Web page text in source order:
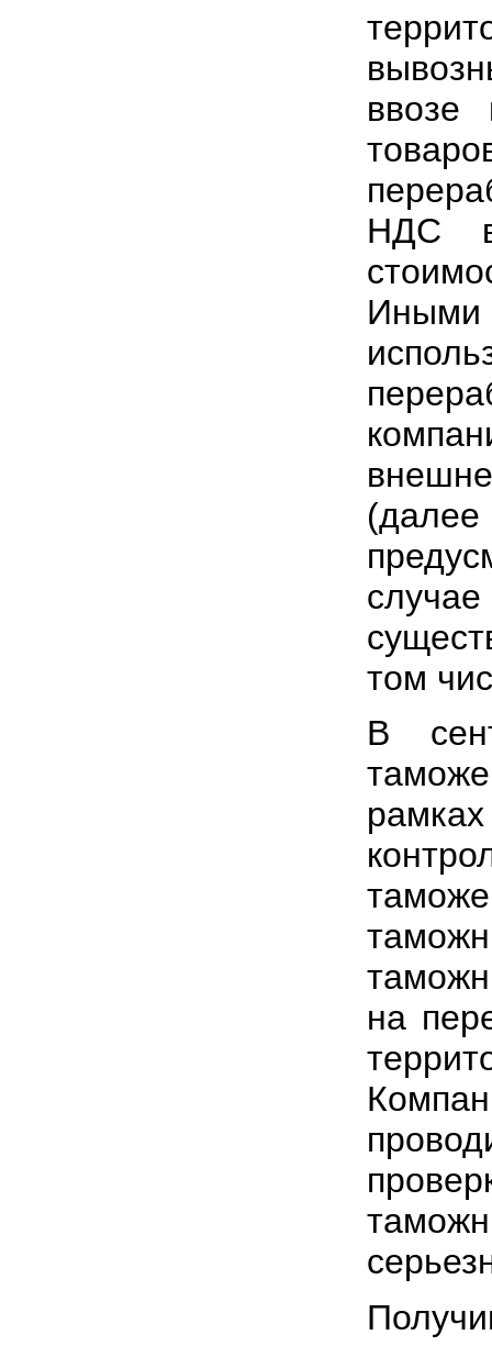
ввозе
НДС
том
В
на